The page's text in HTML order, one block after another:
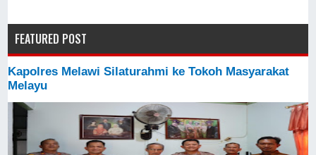
FEATURED POST
Kapolres Melawi Silaturahmi ke Tokoh Masyarakat
Melayu